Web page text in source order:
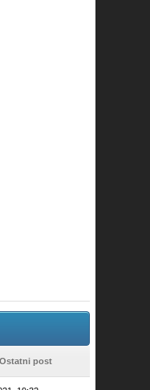
Ostatni post